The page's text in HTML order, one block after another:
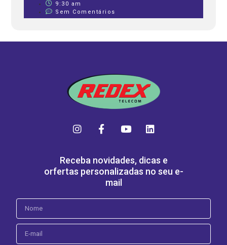
9:30 am
Sem Comentários
Receba novidades, dicas e
orfertas personalizadas no seu e-
mail